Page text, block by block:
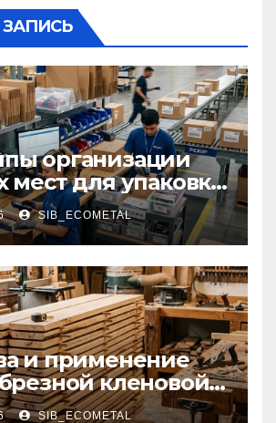
организации
мест для упаковки
товаров
SIB_ECOMETAL
и применение
кленовой
столярном деле
SIB_ECOMETAL